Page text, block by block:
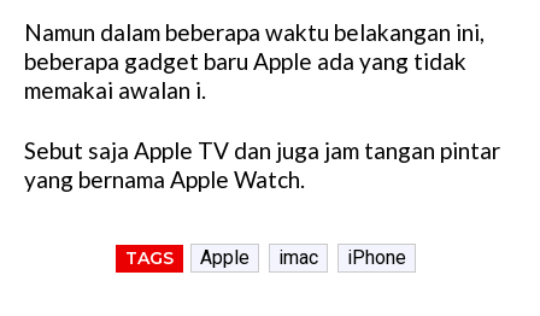
Namun dalam beberapa waktu belakangan ini,
beberapa gadget baru Apple ada yang tidak
memakai awalan i.
Sebut saja Apple TV dan juga jam tangan pintar
yang bernama Apple Watch.
TAGS Apple imac iPhone